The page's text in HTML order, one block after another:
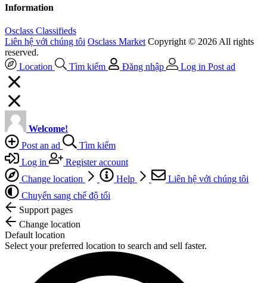
Information
Osclass Classifieds
Liên hệ với chúng tôi Osclass Market Copyright © 2026 All rights
reserved.
Location
Tìm kiếm Đăng nhập Log in Post ad
Welcome!
Post an ad
Tìm kiếm
Log in
Register account
Change location
Help
Liên hệ với chúng tôi
Chuyển sang chế độ tối
Support pages
Change location
Default location
Select your preferred location to search and sell faster.